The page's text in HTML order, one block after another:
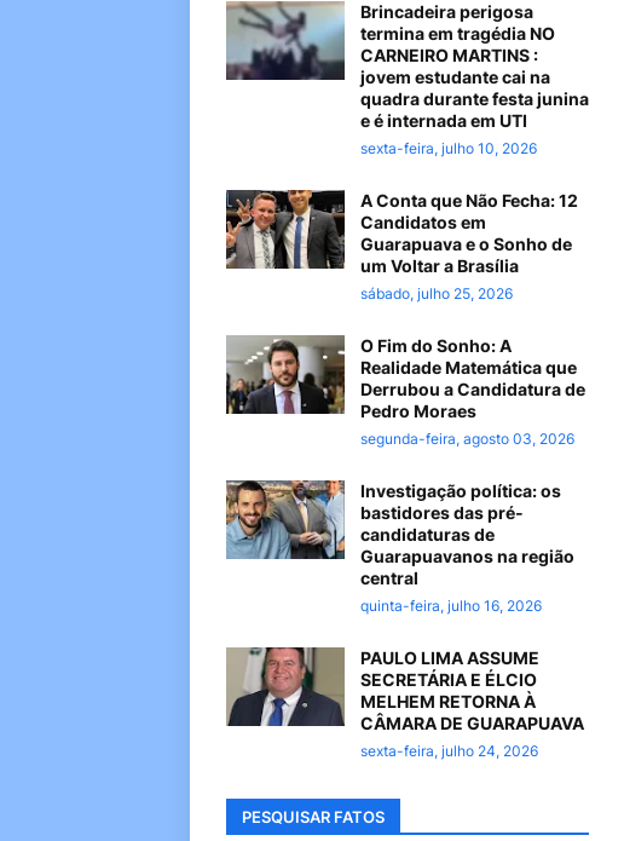
Brincadeira perigosa
termina em tragédia NO
CARNEIRO MARTINS :
jovem estudante cai na
quadra durante festa junina
e é internada em UTI
sexta-feira, julho 10, 2026
A Conta que Não Fecha: 12
Candidatos em
Guarapuava e o Sonho de
um Voltar a Brasília
sábado, julho 25, 2026
O Fim do Sonho: A
Realidade Matemática que
Derrubou a Candidatura de
Pedro Moraes
segunda-feira, agosto 03, 2026
Investigação política: os
bastidores das pré-
candidaturas de
Guarapuavanos na região
central
quinta-feira, julho 16, 2026
PAULO LIMA ASSUME
SECRETÁRIA E ÉLCIO
MELHEM RETORNA À
CÂMARA DE GUARAPUAVA
sexta-feira, julho 24, 2026
PESQUISAR FATOS